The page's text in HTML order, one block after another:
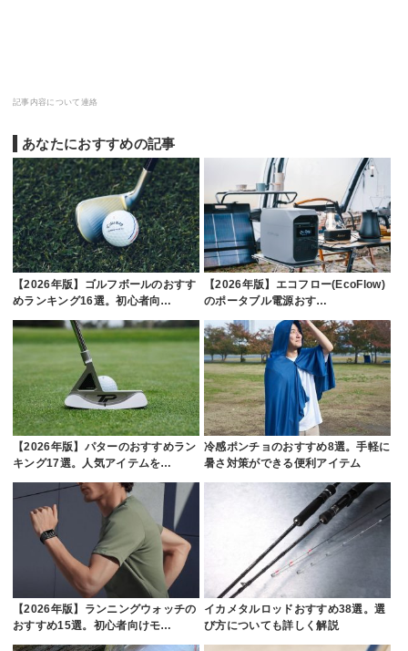
記事内容について連絡
あなたにおすすめの記事
【2026年版】ゴルフボールのおすす
めランキング16選。初心者向…
【2026年版】エコフロー(EcoFlow)
のポータブル電源おす…
【2026年版】パターのおすすめラン
キング17選。人気アイテムを…
冷感ポンチョのおすすめ8選。手軽に
暑さ対策ができる便利アイテム
【2026年版】ランニングウォッチの
おすすめ15選。初心者向けモ…
イカメタルロッドおすすめ38選。選
び方についても詳しく解説